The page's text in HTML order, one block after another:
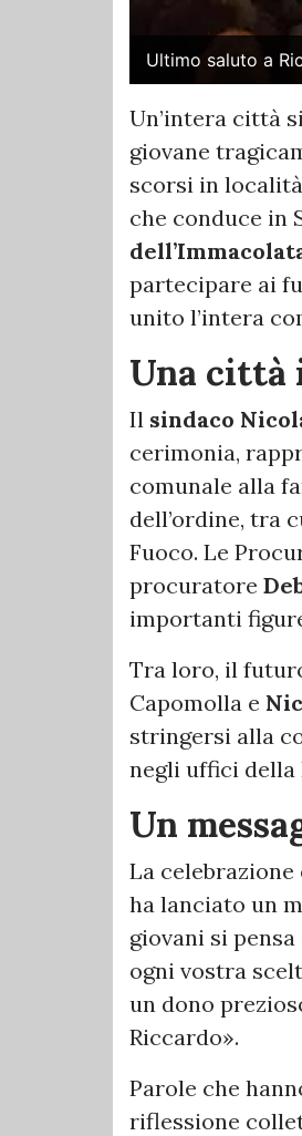
Ultimo saluto a
Un’intera città
giovane
scorsi in
che conduce in
partecipare ai
unito l’intera
Una
Il sindaco
cerimonia,
comunale alla
dell’ordine, tra
Fuoco. Le
procuratore
importanti
Tra loro, il
Capomolla e
stringersi alla
negli uffici della
Un
La
ha lanciato un
giovani si
ogni vostra
un dono
Riccardo».
Parole che
riflessione